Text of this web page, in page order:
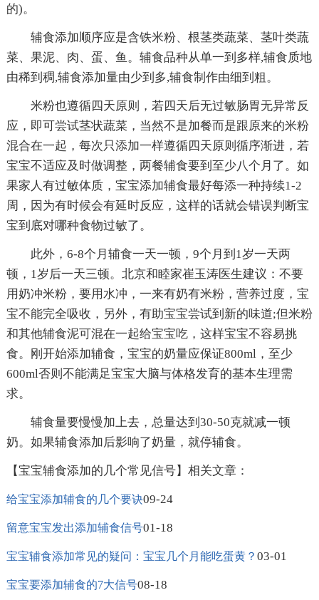
的)。
辅食添加顺序应是含铁米粉、根茎类蔬菜、茎叶类蔬
菜、果泥、肉、蛋、鱼。辅食品种从单一到多样,辅食质地
由稀到稠,辅食添加量由少到多,辅食制作由细到粗。
米粉也遵循四天原则，若四天后无过敏肠胃无异常反
应，即可尝试茎状蔬菜，当然不是加餐而是跟原来的米粉
混合在一起，每次只添加一样遵循四天原则循序渐进，若
宝宝不适应及时做调整，两餐辅食要到至少八个月了。如
果家人有过敏体质，宝宝添加辅食最好每添一种持续1-2
周，因为有时候会有延时反应，这样的话就会错误判断宝
宝到底对哪种食物过敏了。
此外，6-8个月辅食一天一顿，9个月到1岁一天两
顿，1岁后一天三顿。北京和睦家崔玉涛医生建议：不要
用奶冲米粉，要用水冲，一来有奶有米粉，营养过度，宝
宝不能完全吸收，另外，有助宝宝尝试到新的味道;但米粉
和其他辅食泥可混在一起给宝宝吃，这样宝宝不容易挑
食。刚开始添加辅食，宝宝的奶量应保证800ml，至少
600ml否则不能满足宝宝大脑与体格发育的基本生理需
求。
辅食量要慢慢加上去，总量达到30-50克就减一顿
奶。如果辅食添加后影响了奶量，就停辅食。
【宝宝辅食添加的几个常见信号】相关文章：
给宝宝添加辅食的几个要诀09-24
留意宝宝发出添加辅食信号01-18
宝宝辅食添加常见的疑问：宝宝几个月能吃蛋黄？ 03-01
宝宝要添加辅食的7大信号08-18